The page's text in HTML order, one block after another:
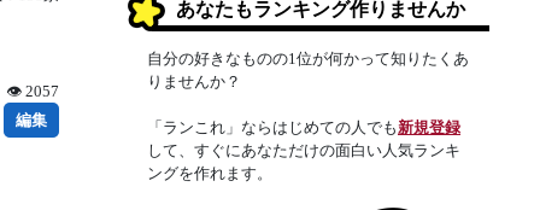
👁 2057
編集
あなたもランキング作りませんか
自分の好きなものの1位が何かって知りたくあ
りませんか？
「ランこれ」ならはじめての人でも新規登録
して、すぐにあなただけの面白い人気ランキ
ングを作れます。